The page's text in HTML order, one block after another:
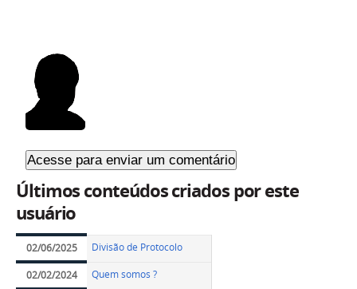
Últimos conteúdos criados por este
usuário
02/06/2025 Divisão de Protocolo
02/02/2024 Quem somos ?